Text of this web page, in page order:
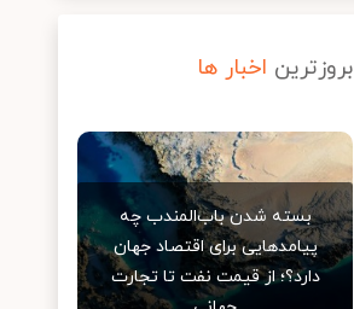
بروزترین اخبار ها
بسته شدن باب‌المندب چه
پیامدهایی برای اقتصاد جهان
دارد؟؛ از قیمت نفت تا تجارت